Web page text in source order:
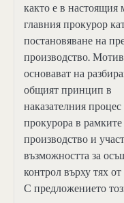
както е в
главния прокурор
постановяване на
производство.
основават на
общият принцип в
наказателния
прокурора в
производство и
възможността за
контрол върху тях
С предложението